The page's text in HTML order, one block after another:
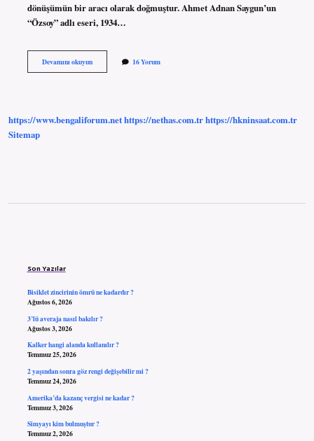
dönüşümün bir aracı olarak doğmuştur. Ahmet Adnan Saygun’un
“Özsoy” adlı eseri, 1934…
Devamını okuyunTürkçe
operalar
16 Yorum
https://www.bengaliforum.nethttps://nethas.com.trhttps://hkninsaat.com.tr
Sitemap
Son Yazılar
Bisiklet zincirinin ömrü ne kadardır ?
Ağustos 6, 2026
3’lü averaja nasıl bakılır ?
Ağustos 3, 2026
Kalker hangi alanda kullanılır ?
Temmuz 25, 2026
2 yaşından sonra göz rengi değişebilir mi ?
Temmuz 24, 2026
Amerika’da kazanç vergisi ne kadar ?
Temmuz 3, 2026
Simyayı kim bulmuştur ?
Temmuz 2, 2026